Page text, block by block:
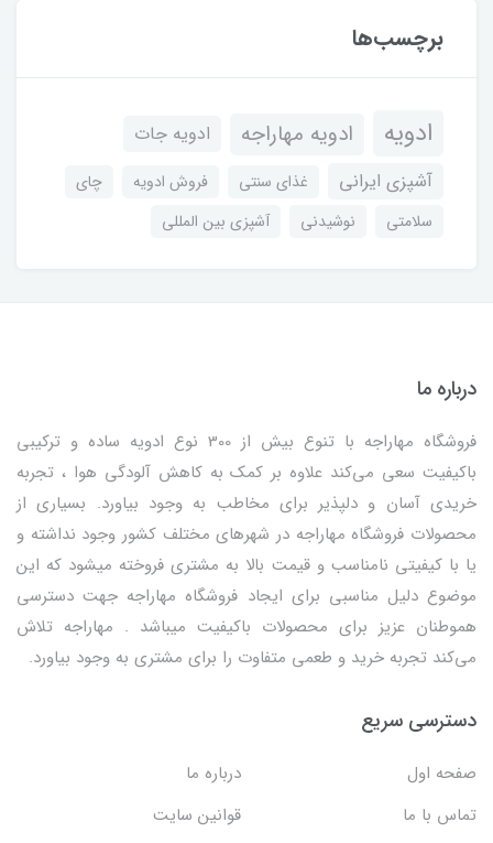
برچسب‌ها
ادویه ادویه مهاراجه
ادویه جات
آشپزی ایرانی
غذای سنتی فروش ادویه
چای
سلامتی
نوشیدنی آشپزی بین المللی
درباره ما
فروشگاه مهاراجه با تنوع بیش از 300 نوع ادویه ساده و ترکیبی
باکیفیت سعی می‌کند علاوه بر کمک به کاهش آلودگی هوا ، تجربه
خریدی آسان و دلپذیر برای مخاطب به وجود بیاورد. بسیاری از
محصولات فروشگاه مهاراجه در شهرهای مختلف کشور وجود نداشته و
یا با کیفیتی نامناسب و قیمت بالا به مشتری فروخته میشود که این
موضوع دلیل مناسبی برای ایجاد فروشگاه مهاراجه جهت دسترسی
هموطنان عزیز برای محصولات باکیفیت میباشد . مهاراجه تلاش
می‌کند تجربه خرید و طعمی متفاوت را برای مشتری به وجود بیاورد.
دسترسی سریع
صفحه اول
درباره ما
تماس با ما
قوانین سایت